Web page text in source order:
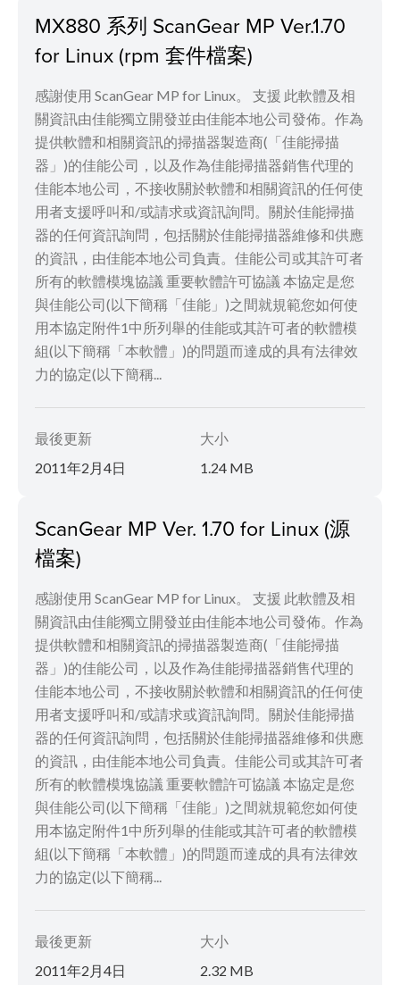
MX880 系列 ScanGear MP Ver.1.70
for Linux (rpm 套件檔案)
感謝使用 ScanGear MP for Linux。 支援 此軟體及相
關資訊由佳能獨立開發並由佳能本地公司發佈。作為
提供軟體和相關資訊的掃描器製造商(「佳能掃描
器」)的佳能公司，以及作為佳能掃描器銷售代理的
佳能本地公司，不接收關於軟體和相關資訊的任何使
用者支援呼叫和/或請求或資訊詢問。關於佳能掃描
器的任何資訊詢問，包括關於佳能掃描器維修和供應
的資訊，由佳能本地公司負責。佳能公司或其許可者
所有的軟體模塊協議 重要軟體許可協議 本協定是您
與佳能公司(以下簡稱「佳能」)之間就規範您如何使
用本協定附件1中所列舉的佳能或其許可者的軟體模
組(以下簡稱「本軟體」)的問題而達成的具有法律效
力的協定(以下簡稱...
最後更新
2011年2月4日
大小
1.24 MB
ScanGear MP Ver. 1.70 for Linux (源
檔案)
感謝使用 ScanGear MP for Linux。 支援 此軟體及相
關資訊由佳能獨立開發並由佳能本地公司發佈。作為
提供軟體和相關資訊的掃描器製造商(「佳能掃描
器」)的佳能公司，以及作為佳能掃描器銷售代理的
佳能本地公司，不接收關於軟體和相關資訊的任何使
用者支援呼叫和/或請求或資訊詢問。關於佳能掃描
器的任何資訊詢問，包括關於佳能掃描器維修和供應
的資訊，由佳能本地公司負責。佳能公司或其許可者
所有的軟體模塊協議 重要軟體許可協議 本協定是您
與佳能公司(以下簡稱「佳能」)之間就規範您如何使
用本協定附件1中所列舉的佳能或其許可者的軟體模
組(以下簡稱「本軟體」)的問題而達成的具有法律效
力的協定(以下簡稱...
最後更新
2011年2月4日
大小
2.32 MB